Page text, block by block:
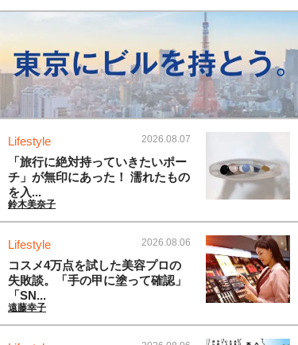
Lifestyle 2026.08.07
「旅行に絶対持っていきたいポー
チ」が無印にあった！ 濡れたもの
を入...
鈴木美奈子
Lifestyle 2026.08.06
コスメ4万点を試した美容プロの
失敗談。「手の甲に塗って確認」
「SN...
遠藤幸子